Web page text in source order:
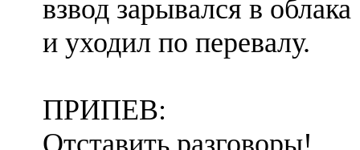
взвод зарывался в облака
и уходил по перевалу.
ПРИПЕВ:
Отставить разговоры!